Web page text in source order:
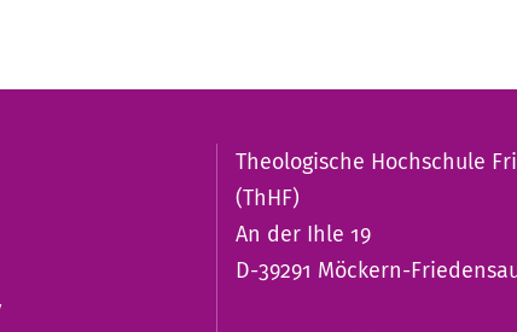
Theologische Hochschule
(ThHF)
An der Ihle 19
D-39291 Möckern-